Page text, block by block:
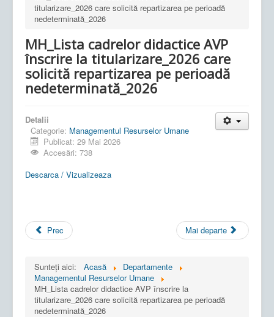
titularizare_2026 care solicită repartizarea pe perioadă
nedeterminată_2026
MH_Lista cadrelor didactice AVP
înscrire la titularizare_2026 care
solicită repartizarea pe perioadă
nedeterminată_2026
Detalii
Categorie: Managementul Resurselor Umane
Publicat: 29 Mai 2026
Accesări: 738
Descarca / Vizualizeaza
Prec Mai departe
Sunteți aici: Acasă
Departamente
Managementul Resurselor Umane
MH_Lista cadrelor didactice AVP înscrire la
titularizare_2026 care solicită repartizarea pe perioadă
nedeterminată_2026